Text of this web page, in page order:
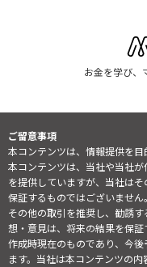
お金を学び、
ご留意事項
本コンテンツは、情報提供を目
本コンテンツは、当社や当社
を提供していますが、当社は
保証するものではございません
その他の取引を推奨し、勧誘
想・意見は、将来の結果を保
作成時現在のものであり、今
ます。当社は本コンテンツの